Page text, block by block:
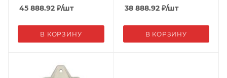
45 888.92 ₽/шт
В КОРЗИНУ
38 888.92₽/шт
В КОРЗИНУ